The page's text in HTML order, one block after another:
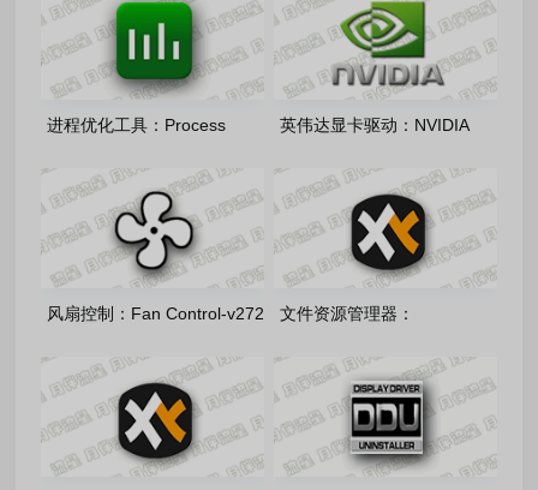
进程优化工具：Process
英伟达显卡驱动：NVIDIA
610.88 多语言精简版
风扇控制：Fan Control-v272
文件资源管理器：
注册绿色版